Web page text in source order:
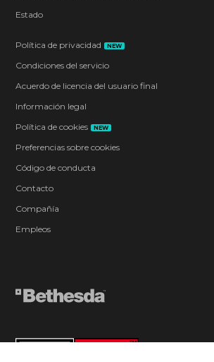
Estado
Política de privacidad NEW
Condiciones del servicio
Acuerdo de licencia del usuario final
Información legal
Política de cookies
NEW
Preferencias sobre cookies
Código de conducta
Contacto
Compañía
Empleos